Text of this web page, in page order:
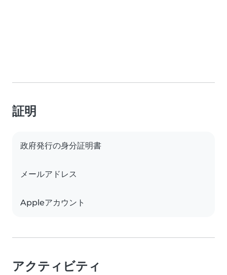
証明
政府発行の身分証明書
メールアドレス
Appleアカウント
アクティビティ